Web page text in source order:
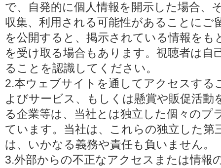
で、自発的に個人情報を開示した場合、
収集、利用される可能性があることに
を公開すると、掲示されている情報を
を受け取る場合もあります。視聴者は自
ることを認識してください。
2.本ウェブサイトを通してアクセスする
よびサービス、もしくは懸賞や販促活動
る企業等は、当社とは独立した個々のプ
ています。当社は、これらの独立した第
は、いかなる義務や責任も負いません。
3.外部からの不正なアクセスまたは情報